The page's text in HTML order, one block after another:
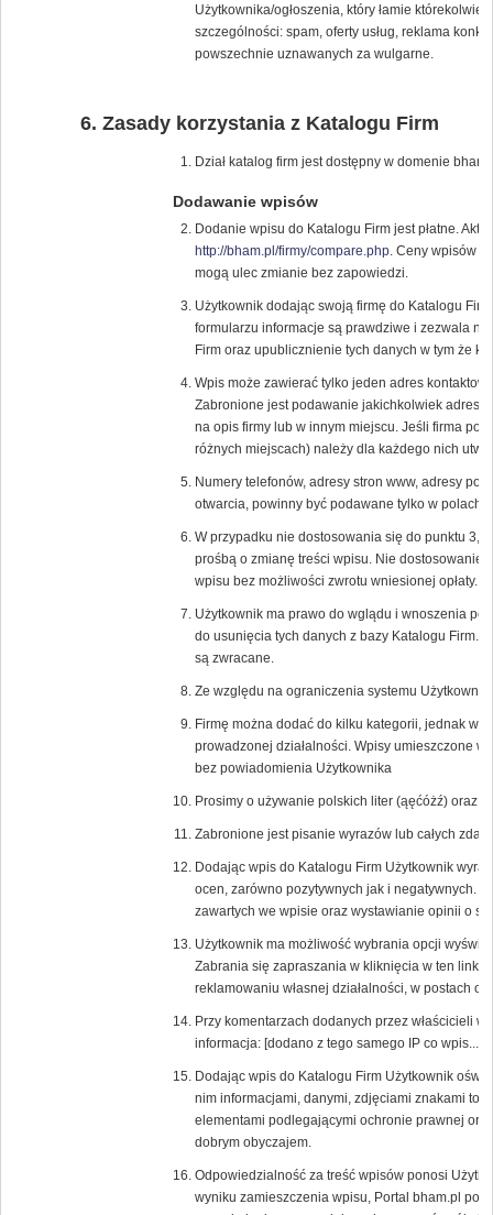
Użytkownika/ogłoszenia, który łamie
szczególności: spam, oferty usług, reklama
powszechnie uznawanych za wulgarne.
Zasady korzystania z Katalogu Firm
Dział katalog firm jest dostępny w domenie
Dodawanie wpisów
Dodanie wpisu do Katalogu Firm jest płatne.
http://bham.pl/firmy/compare.php. Ceny wpisów
mogą ulec zmianie bez zapowiedzi.
Użytkownik dodając swoją firmę do Katalogu
formularzu informacje są prawdziwe i zezwala
Firm oraz upublicznienie tych danych w tym że
Wpis może zawierać tylko jeden adres
Zabronione jest podawanie jakichkolwiek
na opis firmy lub w innym miejscu. Jeśli firma
różnych miejscach) należy dla każdego nich
Numery telefonów, adresy stron www, adresy
otwarcia, powinny być podawane tylko w polach
W przypadku nie dostosowania się do punktu 3,
prośbą o zmianę treści wpisu. Nie dostosowanie
wpisu bez możliwości zwrotu wniesionej opłaty.
Użytkownik ma prawo do wglądu i wnoszenia
do usunięcia tych danych z bazy Katalogu Firm.
są zwracane.
Ze względu na ograniczenia systemu
Firmę można dodać do kilku kategorii, jednak
prowadzonej działalności. Wpisy umieszczone
bez powiadomienia Użytkownika
Prosimy o używanie polskich liter (ąęćóżź) oraz
Zabronione jest pisanie wyrazów lub całych
Dodając wpis do Katalogu Firm Użytkownik
ocen, zarówno pozytywnych jak i negatywnych.
zawartych we wpisie oraz wystawianie opinii o
Użytkownik ma możliwość wybrania opcji
Zabrania się zapraszania w kliknięcia w ten link
reklamowaniu własnej działalności, w postach
Przy komentarzach dodanych przez właścicieli
informacja: [dodano z tego samego IP co wpis....].
Dodając wpis do Katalogu Firm Użytkownik
nim informacjami, danymi, zdjęciami znakami
elementami podlegającymi ochronie prawnej
dobrym obyczajem.
Odpowiedzialność za treść wpisów ponosi
wyniku zamieszczenia wpisu, Portal bham.pl